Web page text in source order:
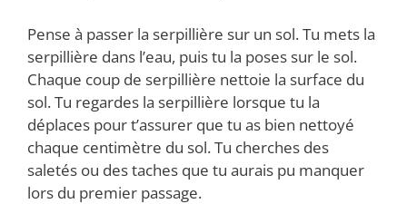
Pense à passer la serpillière sur un sol. Tu mets la
serpillière dans l’eau, puis tu la poses sur le sol.
Chaque coup de serpillière nettoie la surface du
sol. Tu regardes la serpillière lorsque tu la
déplaces pour t’assurer que tu as bien nettoyé
chaque centimètre du sol. Tu cherches des
saletés ou des taches que tu aurais pu manquer
lors du premier passage.